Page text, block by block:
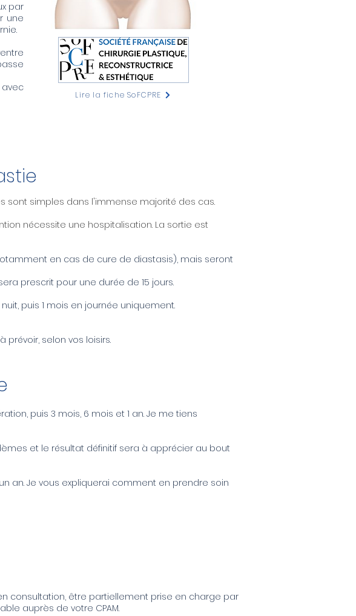
par
une
Lire la fiche SoFCPRE
sont simples dans l'immense majorité des cas.
nécessite une hospitalisation. La sortie est
en cas de cure de diastasis), mais seront
prescrit pour une durée de 15 jours.
puis 1 mois en journée uniquement.
selon vos loisirs.
puis 3 mois, 6 mois et 1 an. Je me tiens
et le résultat définitif sera à apprécier au bout
an. Je vous expliquerai comment en prendre soin
consultation, être partiellement prise en charge par
auprès de votre CPAM.